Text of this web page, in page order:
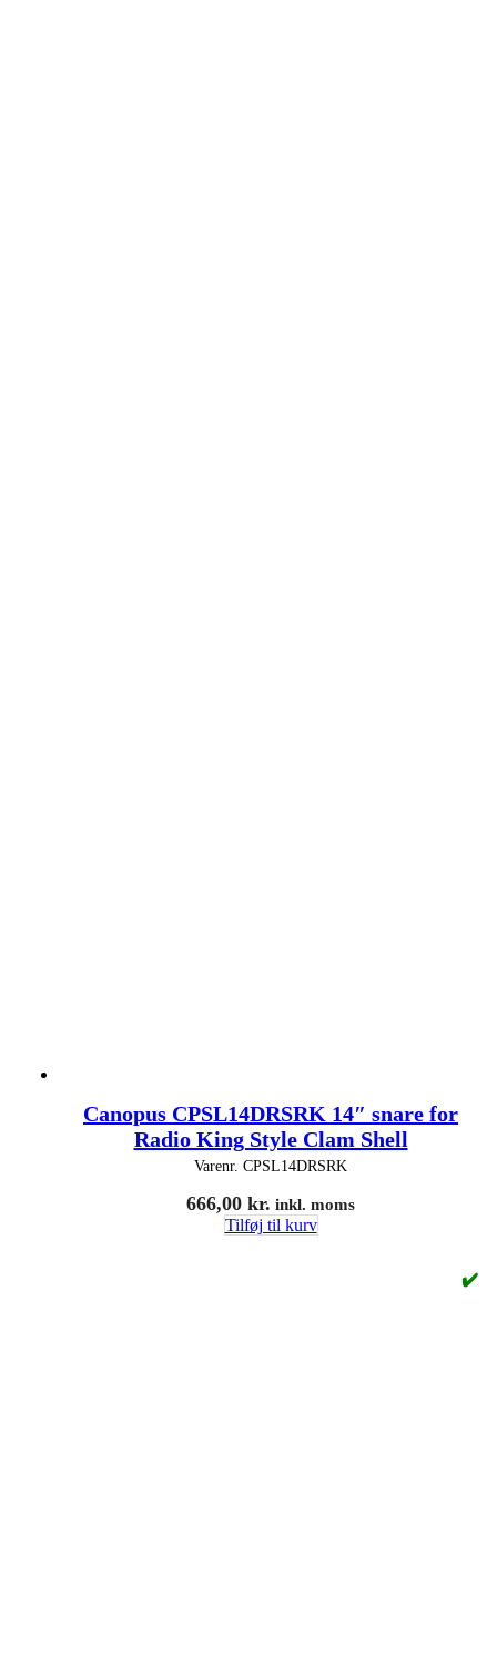
Canopus CPSL14DRSRK 14″ snare for
Radio King Style Clam Shell
Varenr. CPSL14DRSRK
666,00 kr. inkl. moms
Tilføj til kurv
✔️